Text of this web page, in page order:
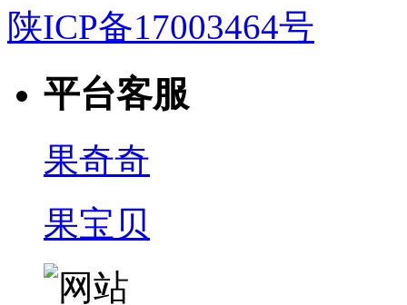
陕ICP备17003464号
平台客服
果奇奇
果宝贝